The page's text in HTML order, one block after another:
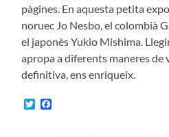
pàgines. En aquesta petita
noruec Jo Nesbo, el colombià
el japonès Yukio Mishima.
apropa a diferents maneres de
definitiva, ens enriqueix.
Twitter